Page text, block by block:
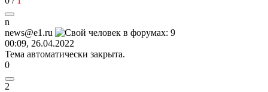
n
news@e1.ru
00:09, 26.04.2022
Тема автоматически закрыта.
0
2